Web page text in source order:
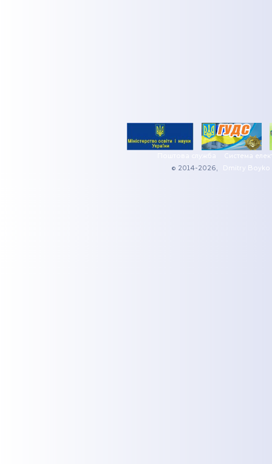
Поштова служба
Система
© 2014-2026,
Dmitry Boyko